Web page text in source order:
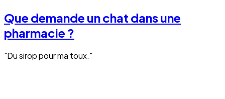
Que demande un chat dans une
pharmacie ?
"Du sirop pour ma toux."